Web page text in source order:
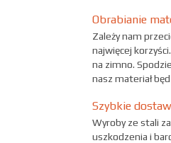
Obrabianie
Zależy nam
najwięcej
na zimno.
nasz materiał
Szybkie
Wyroby ze stali
uszkodzenia i